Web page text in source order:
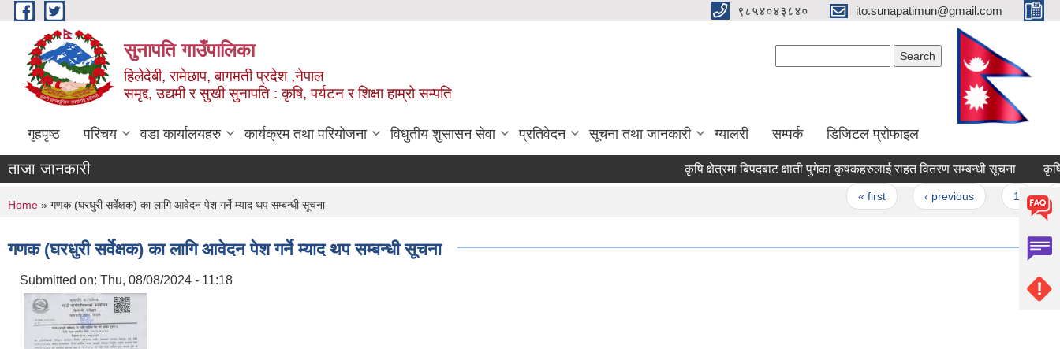
Skip to main content ९८५४०४३८४० ito.sunapatimun@gmail.com
सुनापति गाउँपालिका
हिलेदेबी, रामेछाप, बागमती प्रदेश ,नेपाल
समृद्द, उद्यमी र सुखी सुनापति : कृषि, पर्यटन र शिक्षा हाम्रो सम्पति
गृहपृष्ठ परिचय वडा कार्यालयहरु कार्यक्रम तथा परियोजना विधुतीय शुसासन सेवा प्रतिवेदन सूचना तथा जानकारी ग्यालरी सम्पर्क डिजिटल प्रोफाइल
ताजा जानकारी कृषि क्षेत्रमा बिपदबाट क्षाती पुगेका कृषकहरुलाई राहत वितरण सम्बन्धी सूचना कृषि
« first ‹ previous 2
You are here
Home » गणक (घरधुरी सर्वेक्षक) का लागि आवेदन पेश गर्ने म्याद थप सम्बन्धी सूचना
गणक (घरधुरी सर्वेक्षक) का लागि आवेदन पेश गर्ने म्याद थप सम्बन्धी सूचना
Submitted on: Thu, 08/08/2024 - 11:18